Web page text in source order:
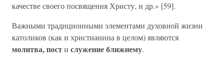
качестве своего посвящения Христу, и др.» [59].
Важными традиционными элементами духовной жизни
католиков (как и христианина в целом) являются
молитва, пости служение ближнему.